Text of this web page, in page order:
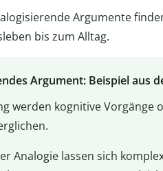
Argumente
bis zum Alltag.
Argument: Beispiel aus
werden kognitive
Analogie lassen sich